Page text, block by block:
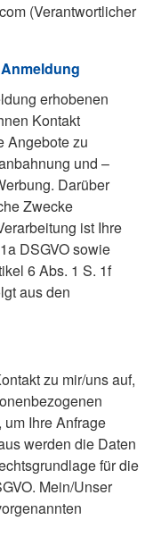
(Verantwortlicher
erhobenen
Kontakt
Angebote zu
und –
Darüber
Zwecke
ist Ihre
DSGVO sowie
6 Abs. 1 S. 1f
aus den
zu mir/uns auf,
Ihre Anfrage
werden die Daten
für die
Mein/Unser